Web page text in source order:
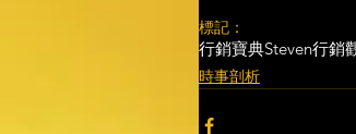
標記：
行銷寶典Steven行銷
時事剖析